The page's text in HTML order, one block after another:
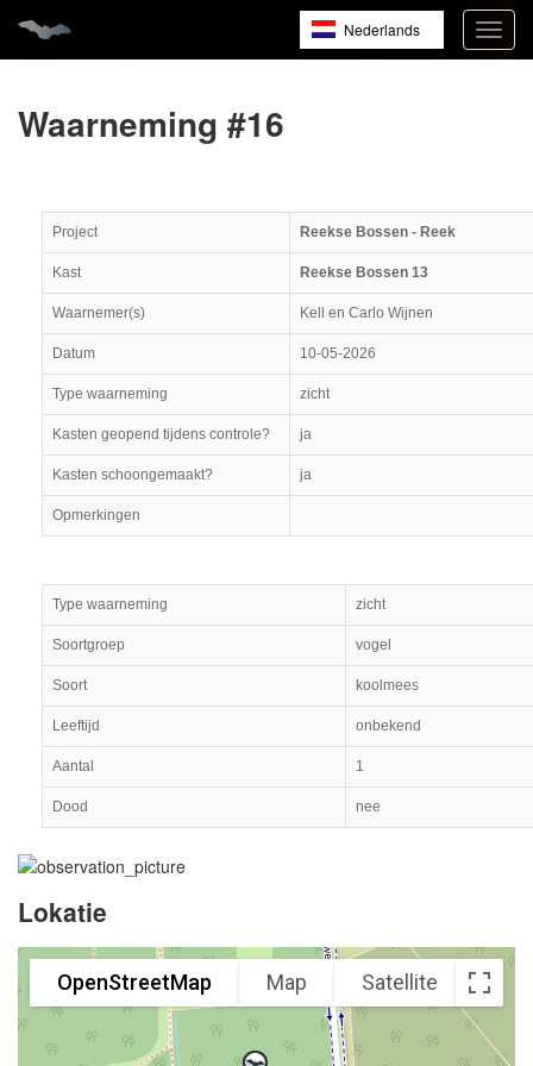
Nederlands
Waarneming #16
Project Reekse Bossen - Reek
Kast Reekse Bossen 13
Waarnemer(s) Kell en Carlo Wijnen
Datum 10-05-2026
Type waarneming zicht
Kasten geopend tijdens controle? ja
Kasten schoongemaakt? ja
Opmerkingen
Type waarneming zicht
Soortgroep vogel
Soort koolmees
Leeftijd onbekend
Aantal 1
Dood nee
Lokatie
OpenStreetMap Map Satellite